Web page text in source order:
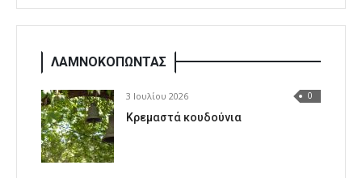
ΛΑΜΝΟΚΟΠΩΝΤΑΣ
3 Ιουλίου 2026 0
Κρεμαστά κουδούνια